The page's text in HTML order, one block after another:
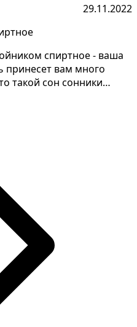
29.11.2022
спиртное - ваша
принесет вам много
такой сон сонники